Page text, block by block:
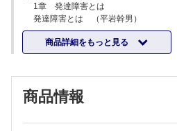
1章 発達障害とは
発達障害とは （平岩幹男）
発達障害の原因と病態－最近の考え
発達障害者支援法と障害者自立支援
特別支援教育の流れ （野村東助）
小・中学校での発達障害児 （小林繁
IT・マスメディアの発達への影響 （
商品詳細をもっと見る
商品情報